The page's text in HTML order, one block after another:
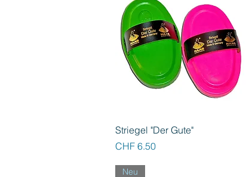
Schnellansicht
Striegel "Der Gute"
Preis
CHF 6.50
Neu